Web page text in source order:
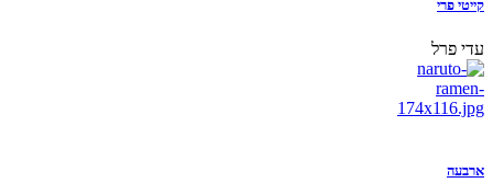
קייטי פרי
עדי פרל
ארבעה